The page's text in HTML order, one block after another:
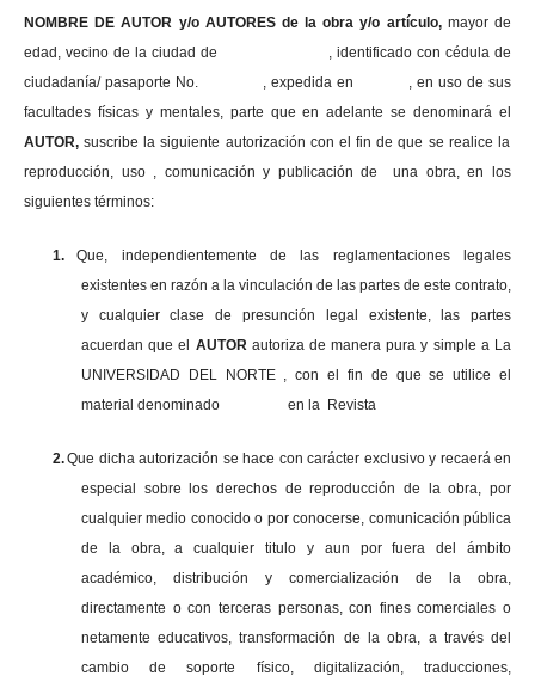
NOMBRE DE AUTOR y/o AUTORES de la obra y/o artículo, mayor de
edad, vecino de la ciudad de , identificado con cédula de
ciudadanía/ pasaporte No. , expedida en , en uso de sus
facultades físicas y mentales, parte que en adelante se denominará el
AUTOR,suscribe la siguiente autorización con el fin de que se realice la
reproducción, uso , comunicación y publicación de una obra, en los
siguientes términos:
1.
Que, independientemente de las reglamentaciones legales
existentes en razón a la vinculación de las partes de este contrato,
y cualquier clase de presunción legal existente, las partes
acuerdan que el AUTOR autoriza de manera pura y simple a La
UNIVERSIDAD DEL NORTE , con el fin de que se utilice el
material denominado en la Revista
2.Que dicha autorización se hace con carácter exclusivo y recaerá en
especial sobre los derechos de reproducción de la obra, por
cualquier medio conocido o por conocerse, comunicación pública
de la obra, a cualquier titulo y aun por fuera del ámbito
académico, distribución y comercialización de la obra,
directamente o con terceras personas, con fines comerciales o
netamente educativos, transformación de la obra, a través del
cambio de soporte físico, digitalización, traducciones,